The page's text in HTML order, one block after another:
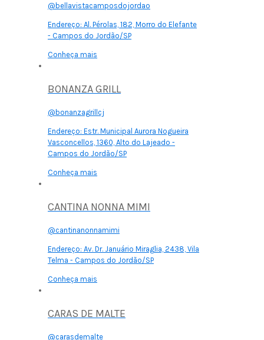
@bellavistacamposdojordao
Endereço: Al. Pérolas, 182, Morro do Elefante
- Campos do Jordão/SP
Conheça mais
BONANZA GRILL
@bonanzagrillcj
Endereço: Estr. Municipal Aurora Nogueira
Vasconcellos, 1360, Alto do Lajeado -
Campos do Jordão/SP
Conheça mais
CANTINA NONNA MIMI
@cantinanonnamimi
Endereço: Av. Dr. Januário Miraglia, 2438, Vila
Telma - Campos do Jordão/SP
Conheça mais
CARAS DE MALTE
@carasdemalte